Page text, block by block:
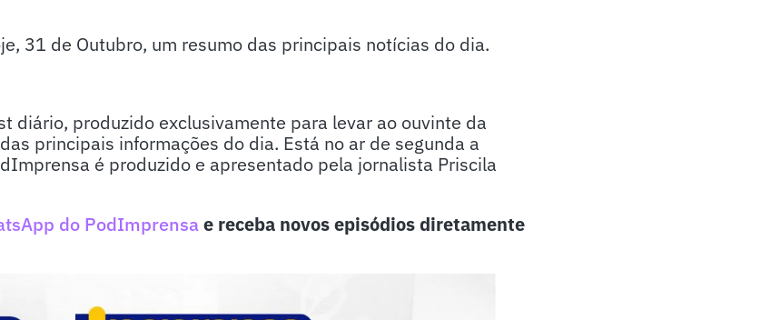
31 de Outubro, um resumo das principais notícias do dia.
diário, produzido exclusivamente para levar ao ouvinte da
principais informações do dia. Está no ar de segunda a
é produzido e apresentado pela jornalista Priscila
do PodImprensae receba novos episódios diretamente